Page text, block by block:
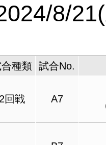
8/
種類 試合No.
2回戦 A7